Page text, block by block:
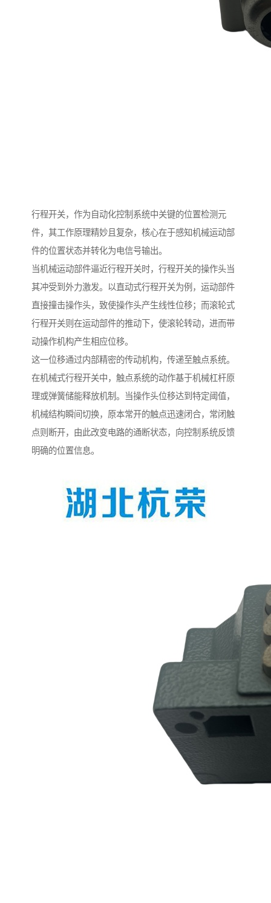
行程开关，作为自动化控制系统中关键的位置检测元
件，其工作原理精妙且复杂，核心在于感知机械运动部
件的位置状态并转化为电信号输出。
当机械运动部件逼近行程开关时，行程开关的操作头当
其冲受到外力激发。以直动式行程开关为例，运动部件
直接撞击操作头，致使操作头产生线性位移；而滚轮式
行程开关则在运动部件的推动下，使滚轮转动，进而带
动操作机构产生相应位移。
这一位移通过内部精密的传动机构，传递至触点系统。
在机械式行程开关中，触点系统的动作基于机械杠杆原
理或弹簧储能释放机制。当操作头位移达到特定阈值，
机械结构瞬间切换，原本常开的触点迅速闭合，常闭触
点则断开，由此改变电路的通断状态，向控制系统反馈
明确的位置信息。